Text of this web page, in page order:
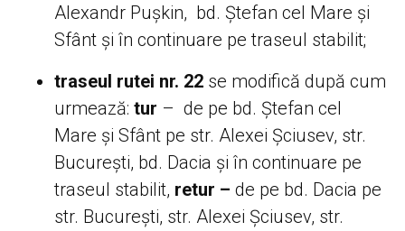
Alexandr Pușkin, bd. Ștefan cel Mare și
Sfânt și în continuare pe traseul stabilit;
traseul rutei nr. 22 se modifică după cum
urmează: tur – de pe bd. Ștefan cel
Mare și Sfânt pe str. Alexei Șciusev, str.
București, bd. Dacia și în continuare pe
traseul stabilit, retur – de pe bd. Dacia pe
str. București, str. Alexei Șciusev, str.